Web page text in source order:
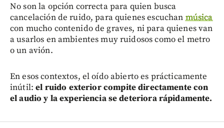
No son la opción correcta para quien busca
cancelación de ruido, para quienes escuchan música
con mucho contenido de graves, ni para quienes van
a usarlos en ambientes muy ruidosos como el metro
o un avión.
En esos contextos, el oído abierto es prácticamente
inútil:el ruido exterior compite directamente con
el audio y la experiencia se deteriora rápidamente.